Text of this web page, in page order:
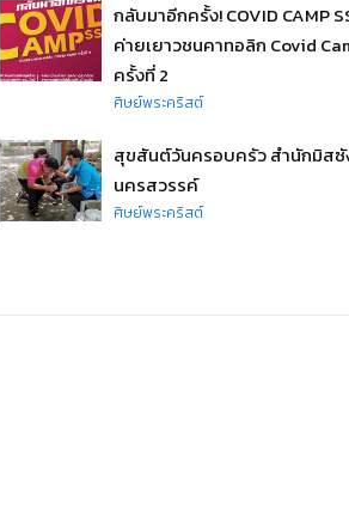
กลับมาอีกครั้ง! COVID CAMP
ค่ายเยาวชนคาทอลิก Covid
ครั้งที่ 2
ศิษย์พระคริสต์
สุขสันต์วันครอบครัว สำนักมิสซั
นครสวรรค์
ศิษย์พระคริสต์